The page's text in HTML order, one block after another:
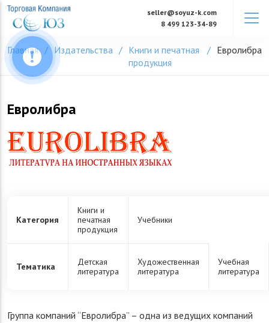
Skip
content
seller@soyuz-k.com
8 499 123-34-89
Главная Издательства
Книги и печатная
продукция
Евролибра
Евролибра
Категория
Книги и
печатная
продукция
Учебники
Тематика
Детская
литература
Художественная
литература
Учебная
литература
Группа компаний “Евролибра” – одна из ведущих компаний